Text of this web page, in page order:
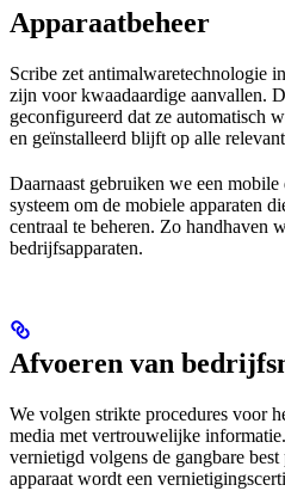
Apparaatbeheer
Scribe zet antimalwaretechnologie
zijn voor kwaadaardige aanvallen.
geconfigureerd dat ze automatisch
en geïnstalleerd blijft op alle
Daarnaast gebruiken we een
systeem om de mobiele apparaten
centraal te beheren. Zo handhaven
bedrijfsapparaten.
Afvoeren van
We volgen strikte procedures voor
media met vertrouwelijke
vernietigd volgens de gangbare
apparaat wordt een